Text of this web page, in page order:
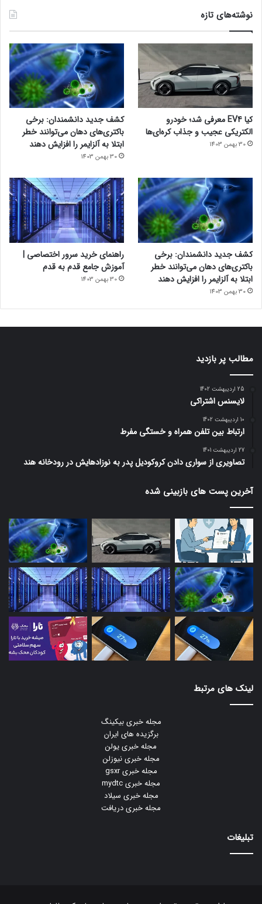
نوشته‌های تازه
کیا EV4 معرفی شد؛ خودرو
الکتریکی عجیب و جذاب کره‌ای‌ها
30 بهمن 1403
کشف جدید دانشمندان: برخی
باکتری‌های دهان می‌توانند خطر
ابتلا به آلزایمر را افزایش دهند
30 بهمن 1403
کشف جدید دانشمندان: برخی
باکتری‌های دهان می‌توانند خطر
ابتلا به آلزایمر را افزایش دهند
30 بهمن 1403
راهنمای خرید سرور اختصاصی |
آموزش جامع قدم به قدم
30 بهمن 1403
مطالب پر بازدید
25 اردیبهشت 1402
لایسنس اشتراکی
10 اردیبهشت 1402
ارتباط بین تلفن همراه و خستگی مفرط
27 اردیبهشت 1401
تصاویری از سواری دادن کروکودیل پدر به نوزادهایش در رودخانه هند
آخرین پست های بازبینی شده
لینک های مرتبط
مجله خبری بیکینگ
برگزیده های ایران
مجله خبری یولن
مجله خبری نیوزلن
مجله خبری gsxr
مجله خبری mydtc
مجله خبری سیلاد
مجله خبری دریافت
تبلیغات